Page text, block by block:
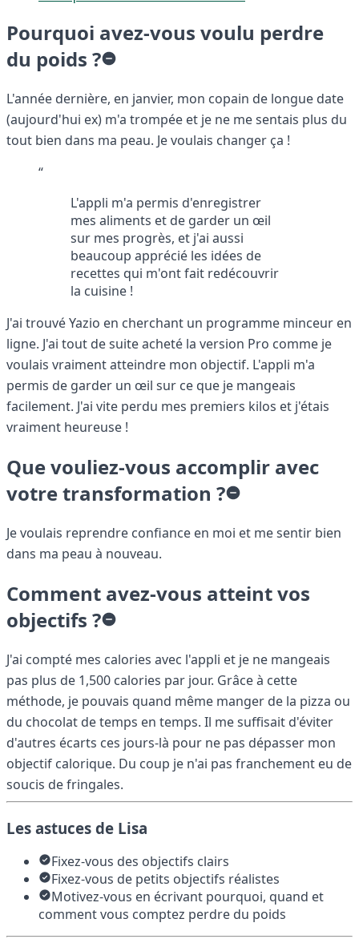
Pourquoi avez-vous voulu perdre
du poids ?
L'année dernière, en janvier, mon copain de longue date
(aujourd'hui ex) m'a trompée et je ne me sentais plus du
tout bien dans ma peau. Je voulais changer ça !
“
L'appli m'a permis d'enregistrer
mes aliments et de garder un œil
sur mes progrès, et j'ai aussi
beaucoup apprécié les idées de
recettes qui m'ont fait redécouvrir
la cuisine !
J'ai trouvé Yazio en cherchant un programme minceur en
ligne. J'ai tout de suite acheté la version Pro comme je
voulais vraiment atteindre mon objectif. L'appli m'a
permis de garder un œil sur ce que je mangeais
facilement. J'ai vite perdu mes premiers kilos et j'étais
vraiment heureuse !
Que vouliez-vous accomplir avec
votre transformation ?
Je voulais reprendre confiance en moi et me sentir bien
dans ma peau à nouveau.
Comment avez-vous atteint vos
objectifs ?
J'ai compté mes calories avec l'appli et je ne mangeais
pas plus de 1,500 calories par jour. Grâce à cette
méthode, je pouvais quand même manger de la pizza ou
du chocolat de temps en temps. Il me suffisait d'éviter
d'autres écarts ces jours-là pour ne pas dépasser mon
objectif calorique. Du coup je n'ai pas franchement eu de
soucis de fringales.
Les astuces de Lisa
Fixez-vous des objectifs clairs
Fixez-vous de petits objectifs réalistes
Motivez-vous en écrivant pourquoi, quand et
comment vous comptez perdre du poids